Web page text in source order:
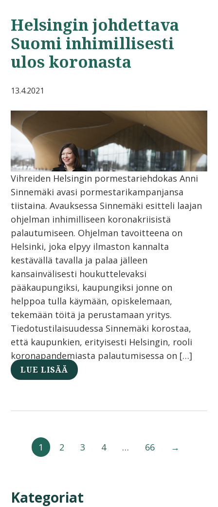
Helsingin johdettava
Suomi inhimillisesti
ulos koronasta
13.4.2021
Vihreiden Helsingin pormestariehdokas Anni
Sinnemäki avasi pormestarikampanjansa
tiistaina. Avauksessa Sinnemäki esitteli laajan
ohjelman inhimilliseen koronakriisistä
palautumiseen. Ohjelman tavoitteena on
Helsinki, joka elpyy ilmaston kannalta
kestävällä tavalla ja palaa jälleen
kansainvälisesti houkuttelevaksi
pääkaupungiksi, kaupungiksi jonne on
helppoa tulla käymään, opiskelemaan,
tekemään töitä ja perustamaan yritys.
Tiedotustilaisuudessa Sinnemäki korostaa,
että kaupunkien, erityisesti Helsingin, rooli
koronapandemiasta palautumisessa on […]
LUE LISÄÄ
1 2 3 4 … 66 →
Kategoriat